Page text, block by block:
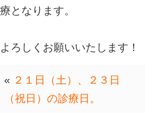
2024.09.13 |
１４日（土）は、
となります。